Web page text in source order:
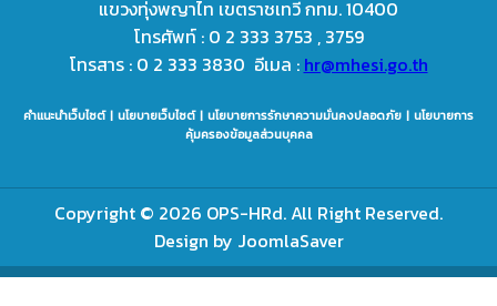
แขวงทุ่งพญาไท เขตราชเทวี กทม. 10400
โทรศัพท์ : 0 2 333 3753 , 3759
โทรสาร : 0 2 333 3830 อีเมล : hr@mhesi.go.th
คำแนะนำเว็บไซต์ | นโยบายเว็บไซต์ | นโยบายการรักษาความมั่นคงปลอดภัย | นโยบายการ
คุ้มครองข้อมูลส่วนบุคคล
Copyright © 2026 OPS-HRd. All Right Reserved.
Design by JoomlaSaver